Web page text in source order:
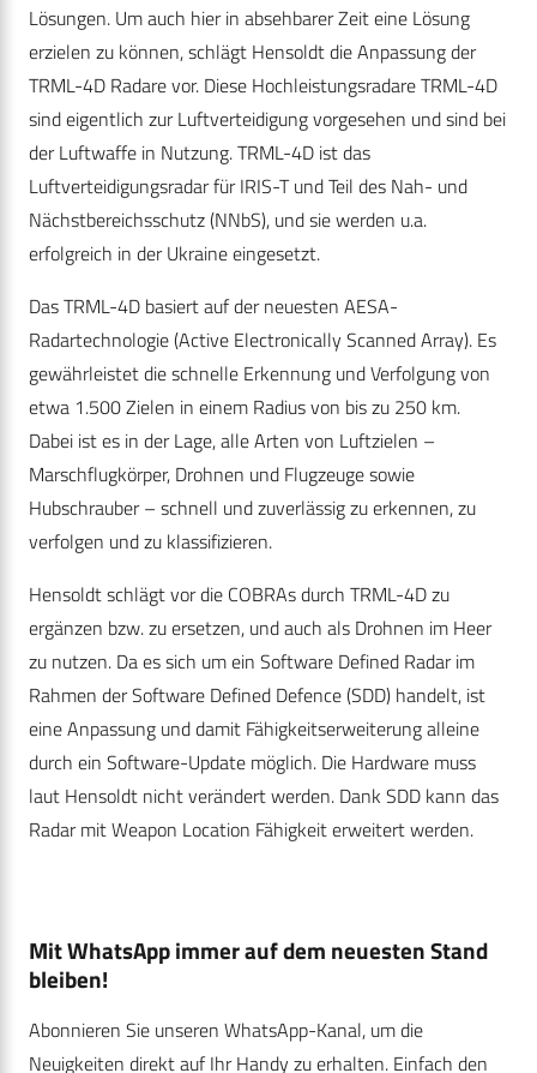
Lösungen. Um auch hier in absehbarer Zeit eine Lösung
erzielen zu können, schlägt Hensoldt die Anpassung der
TRML-4D Radare vor. Diese Hochleistungsradare TRML-4D
sind eigentlich zur Luftverteidigung vorgesehen und sind bei
der Luftwaffe in Nutzung. TRML-4D ist das
Luftverteidigungsradar für IRIS-T und Teil des Nah- und
Nächstbereichsschutz (NNbS), und sie werden u.a.
erfolgreich in der Ukraine eingesetzt.
Das TRML-4D basiert auf der neuesten AESA-
Radartechnologie (Active Electronically Scanned Array). Es
gewährleistet die schnelle Erkennung und Verfolgung von
etwa 1.500 Zielen in einem Radius von bis zu 250 km.
Dabei ist es in der Lage, alle Arten von Luftzielen –
Marschflugkörper, Drohnen und Flugzeuge sowie
Hubschrauber – schnell und zuverlässig zu erkennen, zu
verfolgen und zu klassifizieren.
Hensoldt schlägt vor die COBRAs durch TRML-4D zu
ergänzen bzw. zu ersetzen, und auch als Drohnen im Heer
zu nutzen. Da es sich um ein Software Defined Radar im
Rahmen der Software Defined Defence (SDD) handelt, ist
eine Anpassung und damit Fähigkeitserweiterung alleine
durch ein Software-Update möglich. Die Hardware muss
laut Hensoldt nicht verändert werden. Dank SDD kann das
Radar mit Weapon Location Fähigkeit erweitert werden.
Mit WhatsApp immer auf dem neuesten Stand
bleiben!
Abonnieren Sie unseren WhatsApp-Kanal, um die
Neuigkeiten direkt auf Ihr Handy zu erhalten. Einfach den